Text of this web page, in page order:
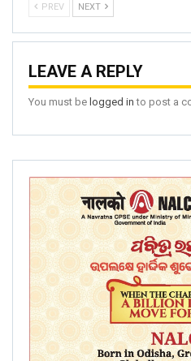
PREV NEXT
LEAVE A REPLY
You must be logged in to post a